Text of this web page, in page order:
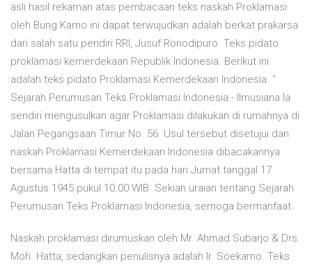
asli hasil rekaman atas pembacaan teks naskah Proklamasi
oleh Bung Karno ini dapat terwujudkan adalah berkat prakarsa
dari salah satu pendiri RRI, Jusuf Ronodipuro. Teks pidato
proklamasi kemerdekaan Republik Indonesia. Berikut ini
adalah teks pidato Proklamasi Kemerdekaan Indonesia. “
Sejarah Perumusan Teks Proklamasi Indonesia - Ilmusiana Ia
sendiri mengusulkan agar Proklamasi dilakukan di rumahnya di
Jalan Pegangsaan Timur No. 56. Usul tersebut disetujui dan
naskah Proklamasi Kemerdekaan Indonesia dibacakannya
bersama Hatta di tempat itu pada hari Jumat tanggal 17
Agustus 1945 pukul 10.00 WIB. Sekian uraian tentang Sejarah
Perumusan Teks Proklamasi Indonesia, semoga bermanfaat.
Naskah proklamasi dirumuskan oleh Mr. Ahmad Subarjo & Drs.
Moh. Hatta, sedangkan penulisnya adalah Ir. Soekarno. Teks